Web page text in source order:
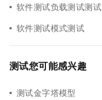
软件测试负载测试测试
软件测试模式测试
测试您可能感兴趣
测试金字塔模型